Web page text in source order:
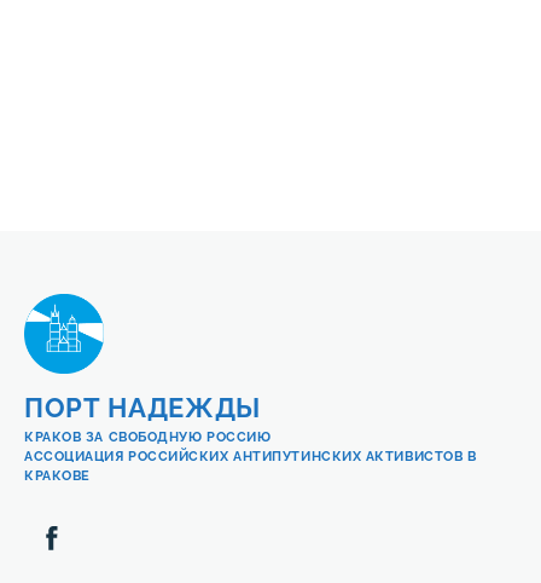
ПОРТ НАДЕЖДЫ
КРАКОВ ЗА СВОБОДНУЮ РОССИЮ
АССОЦИАЦИЯ РОССИЙСКИХ АНТИПУТИНСКИХ АКТИВИСТОВ В
КРАКОВЕ